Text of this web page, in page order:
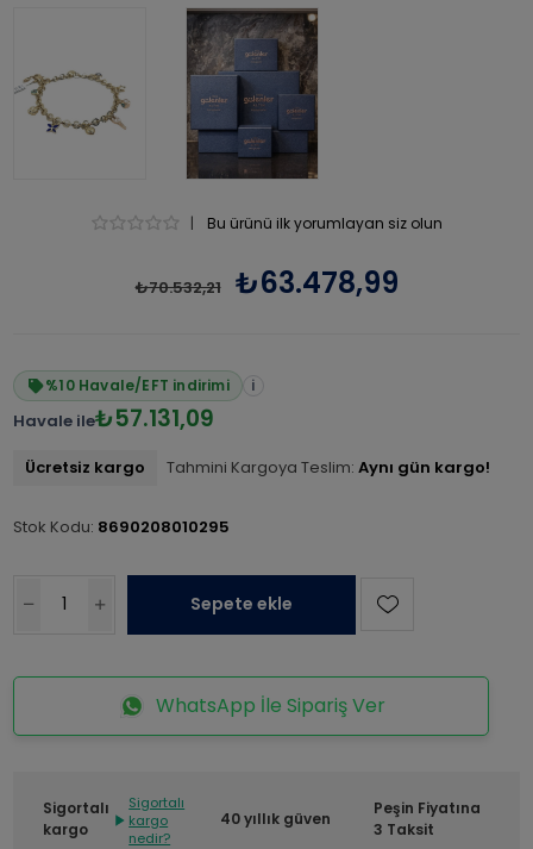
| Bu ürünü ilk yorumlayan siz olun
₺70.532,21 ₺63.478,99
%10 Havale/EFT indirimi i
Havale ile₺57.131,09
Ücretsiz kargo Tahmini Kargoya Teslim: Aynı gün kargo!
Stok Kodu: 8690208010295
Sepete ekle
WhatsApp İle Sipariş Ver
Sigortalı
kargo
Sigortalı
kargo
nedir?
40 yıllık güven
Peşin Fiyatına
3 Taksit